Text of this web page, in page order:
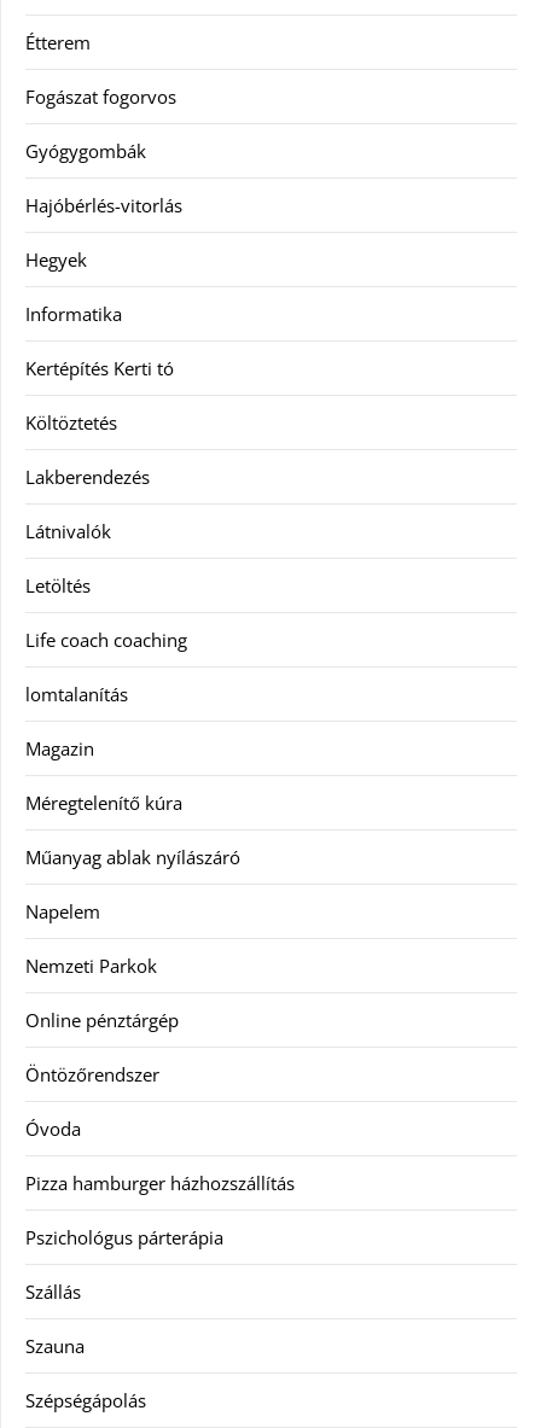
Étterem
Fogászat fogorvos
Gyógygombák
Hajóbérlés-vitorlás
Hegyek
Informatika
Kertépítés Kerti tó
Költöztetés
Lakberendezés
Látnivalók
Letöltés
Life coach coaching
lomtalanítás
Magazin
Méregtelenítő kúra
Műanyag ablak nyílászáró
Napelem
Nemzeti Parkok
Online pénztárgép
Öntözőrendszer
Óvoda
Pizza hamburger házhozszállítás
Pszichológus párterápia
Szállás
Szauna
Szépségápolás